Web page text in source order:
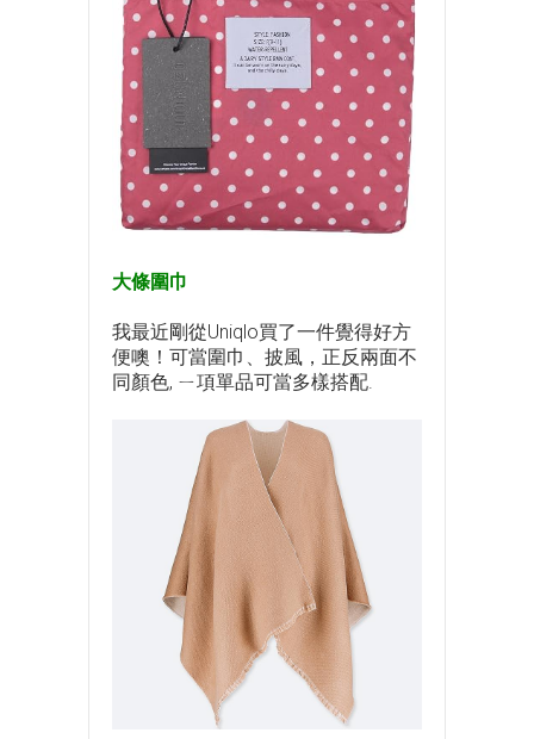
大條圍巾
我最近剛從Uniqlo買了一件覺得好方
便噢！可當圍巾、披風，正反兩面不
同顏色, ㄧ項單品可當多樣搭配.